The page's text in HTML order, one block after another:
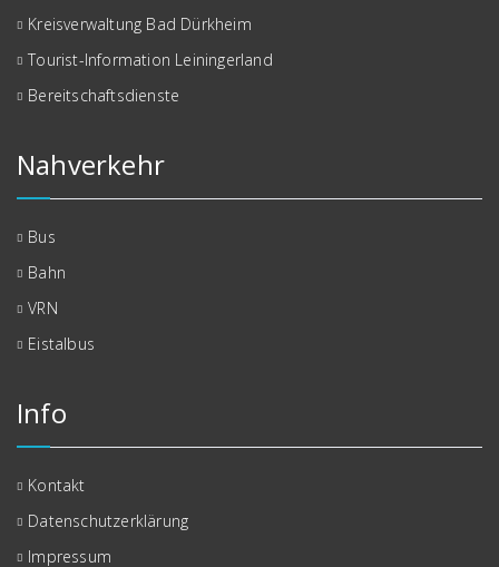
Kreisverwaltung Bad Dürkheim
Tourist-Information Leiningerland
Bereitschaftsdienste
Nahverkehr
Bus
Bahn
VRN
Eistalbus
Info
Kontakt
Datenschutzerklärung
Impressum